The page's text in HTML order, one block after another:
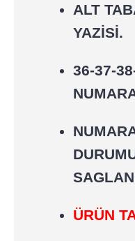
ALT
YAZİSİ.
36-37-
ÜRÜN